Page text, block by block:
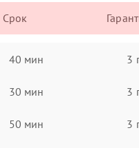
Срок
40 мин 3
30 мин 3
50 мин 3